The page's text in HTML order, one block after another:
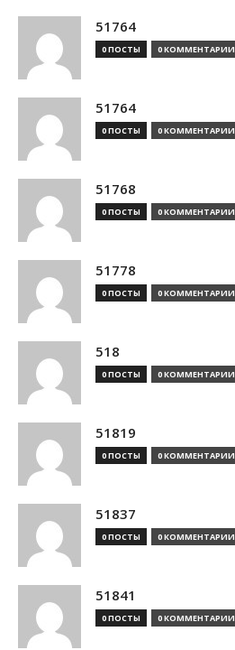
51764
0 ПОСТЫ 0 КОММЕНТАРИИ
51764
0 ПОСТЫ 0 КОММЕНТАРИИ
51768
0 ПОСТЫ 0 КОММЕНТАРИИ
51778
0 ПОСТЫ 0 КОММЕНТАРИИ
518
0 ПОСТЫ 0 КОММЕНТАРИИ
51819
0 ПОСТЫ 0 КОММЕНТАРИИ
51837
0 ПОСТЫ 0 КОММЕНТАРИИ
51841
0 ПОСТЫ 0 КОММЕНТАРИИ